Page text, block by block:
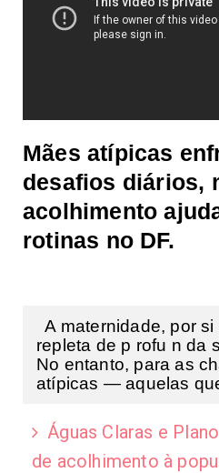
Mães atípicas
desafios diários,
acolhimento
rotinas no DF.
A maternidade, por
repleta de p rofu n da
No entanto, para as
atípicas — aquelas
Águas Claras e
de acolhimento à